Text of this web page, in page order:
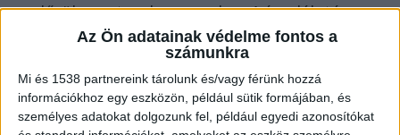
Az Ön adatainak védelme fontos a
számunkra
Mi és 1538 partnereink tárolunk és/vagy férünk hozzá
információkhoz egy eszközön, például sütik formájában, és
személyes adatokat dolgozunk fel, például egyedi azonosítókat
rendőrök egy tavaly november 4-én, délután
elkövetett, veszprémi ékszerboltban történt
kapcsán. Rendőrségi információk
szerinta rablást egy 6 fős társaság követte el,
akik közül a tagok berohantak egy veszprémi